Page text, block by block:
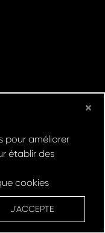
un RDV en
×
pour améliorer
établir des
cookies
J'ACCEPTE